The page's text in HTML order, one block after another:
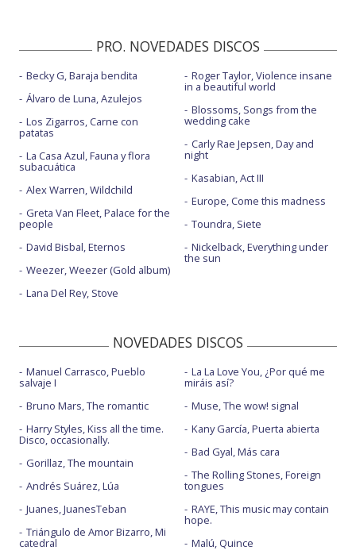
PRO. NOVEDADES DISCOS
Becky G, Baraja bendita
Álvaro de Luna, Azulejos
Los Zigarros, Carne con
patatas
La Casa Azul, Fauna y flora
subacuática
Alex Warren, Wildchild
Greta Van Fleet, Palace for the
people
David Bisbal, Eternos
Weezer, Weezer (Gold album)
Lana Del Rey, Stove
Roger Taylor, Violence insane
in a beautiful world
Blossoms, Songs from the
wedding cake
Carly Rae Jepsen, Day and
night
Kasabian, Act III
Europe, Come this madness
Toundra, Siete
Nickelback, Everything under
the sun
NOVEDADES DISCOS
Manuel Carrasco, Pueblo
salvaje I
Bruno Mars, The romantic
Harry Styles, Kiss all the time.
Disco, occasionally.
Gorillaz, The mountain
Andrés Suárez, Lúa
Juanes, JuanesTeban
Triángulo de Amor Bizarro, Mi
catedral
La La Love You, ¿Por qué me
miráis así?
Muse, The wow! signal
Kany García, Puerta abierta
Bad Gyal, Más cara
The Rolling Stones, Foreign
tongues
RAYE, This music may contain
hope.
Malú, Quince